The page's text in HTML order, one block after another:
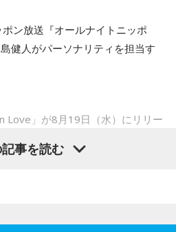
フリーで聴く
ミアム会員の登録でご利用いた
by TOYOTA
10:50
高見侑里
でしょうか？
ていたのですが、痛みの場所が
痛みの場所が動くだけで痛みが
診断のもと、ファームで最初に
て、リハビリをしていく上でエ
ン放送『オールナイトニッポ
健人がパーソナリティを担当す
Love」が8月19日（水）にリリー
では、新曲「鬼事/Fiction
事を読む